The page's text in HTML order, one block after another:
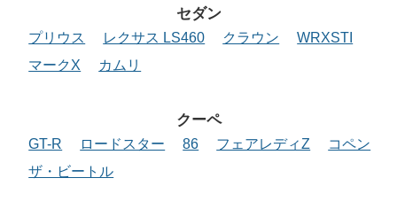
セダン
プリウス レクサス LS460 クラウン
WRXSTI
マークX
カムリ
クーペ
GT-R ロードスター 86 フェアレディZ
コペン
ザ・ビートル